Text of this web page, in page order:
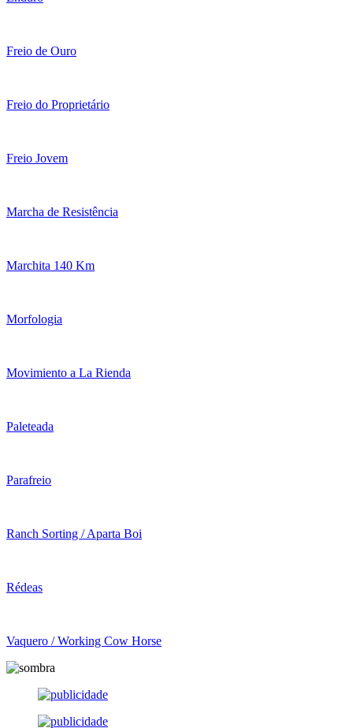
Freio de Ouro
Freio do Proprietário
Freio Jovem
Marcha de Resistência
Marchita 140 Km
Morfologia
Movimiento a La Rienda
Paleteada
Parafreio
Ranch Sorting / Aparta Boi
Rédeas
Vaquero / Working Cow Horse